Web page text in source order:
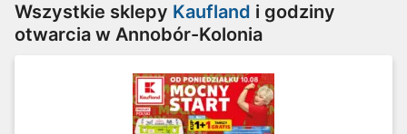
Wszystkie sklepy Kaufland i godziny
otwarcia w Annobór-Kolonia